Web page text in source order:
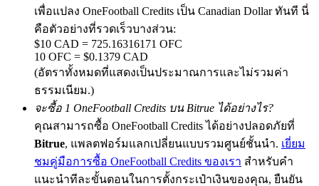
Exclusive for BitMart Users
Register & Trade to Win 500,000 USDT
Precious Metals Trading Carnival
Trade Gold & Silver · 33,333 USDT Bonus
เพื่อแปลง OneFootball Credits เป็น Canadian Dollar ทันที นี่
คือตัวอย่างที่รวดเร็วบางส่วน:
$10 CAD = 725.16316171 OFC
10 OFC = $0.1379 CAD
(อัตราทั้งหมดที่แสดงเป็นประมาณการและไม่รวมค่า
ธรรมเนียม.)
จะซื้อ 1 OneFootball Credits บน Bitrue ได้อย่างไร?
คุณสามารถซื้อ OneFootball Credits ได้อย่างปลอดภัยที่
Bitrue, แพลตฟอร์มแลกเปลี่ยนแบบรวมศูนย์ชั้นนำ. เยี่ยม
ชมคู่มือการซื้อ OneFootball Credits ของเรา สำหรับคำ
แนะนำทีละขั้นตอนในการตั้งกระเป๋าเงินของคุณ, ยืนยัน